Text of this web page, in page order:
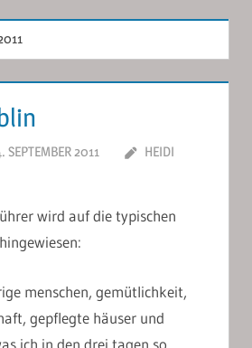
SEPTEMBER 2011
HEIDI
wird auf die typischen
menschen, gemütlichkeit,
gepflegte häuser und
ich in den drei tagen so